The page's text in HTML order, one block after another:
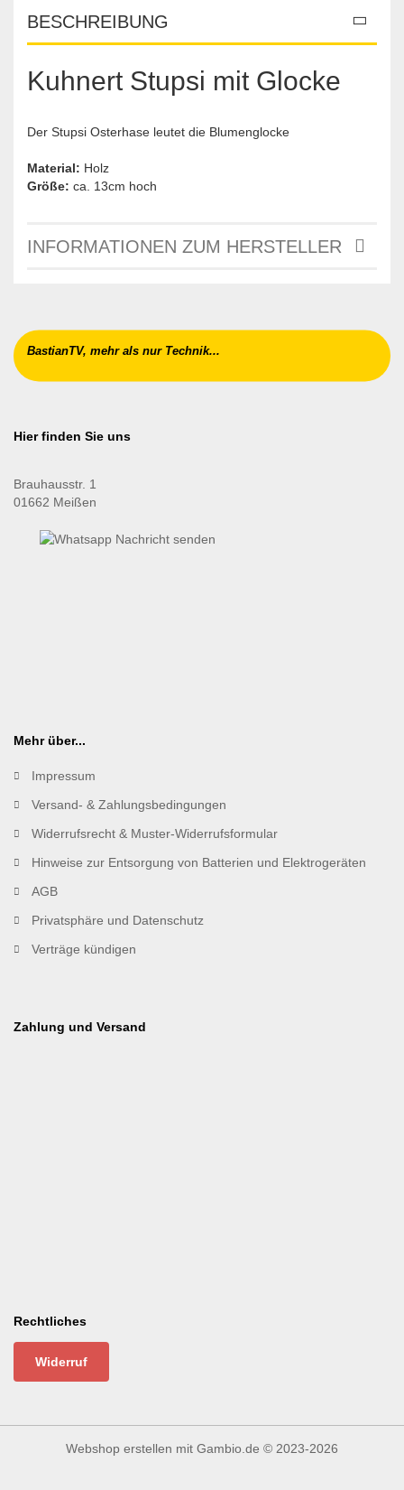
BESCHREIBUNG
Kuhnert Stupsi mit Glocke
Der Stupsi Osterhase leutet die Blumenglocke
Material: Holz
Größe: ca. 13cm hoch
INFORMATIONEN ZUM HERSTELLER
BastianTV, mehr als nur Technik...
Hier finden Sie uns
Brauhausstr. 1
01662 Meißen
Mehr über...
Impressum
Versand- & Zahlungsbedingungen
Widerrufsrecht & Muster-Widerrufsformular
Hinweise zur Entsorgung von Batterien und Elektrogeräten
AGB
Privatsphäre und Datenschutz
Verträge kündigen
Zahlung und Versand
Rechtliches
Widerruf
Webshop erstellen mit Gambio.de © 2023-2026